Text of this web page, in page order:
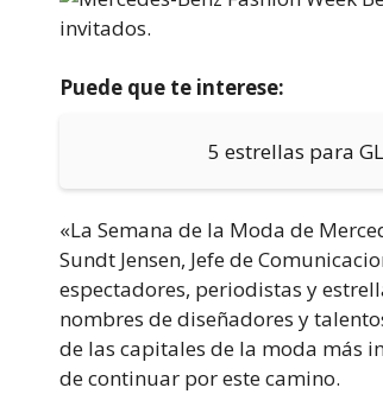
Puede que te interese:
5 estrellas para
«La Semana de la Moda de
Sundt Jensen, Jefe de
espectadores, periodistas y
nombres de diseñadores y
de las capitales de la moda más
de continuar por este camino.